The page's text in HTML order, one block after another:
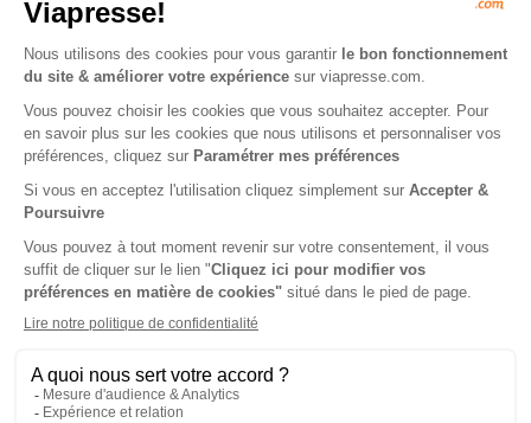
Le Progrès, Oullins, Givors,
Monts du L.
1 an
503,90 €
428,32 € -15%
Ajouter au panier
Le Progrès, Oyonnax, Léman,
Bugey
1 an
503,90 €
428,32 € -15%
Ajouter au panier